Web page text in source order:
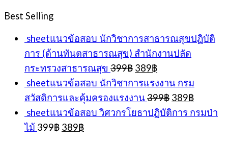
Best Selling
sheetแนวข้อสอบ นักวิชาการสาธารณสุขปฏิบัติ
การ (ด้านทันตสาธารณสุข) สำนักงานปลัด
กระทรวงสาธารณสุข 399฿ Original
was:
399฿.
389฿Current
is:
389฿.
sheetแนวข้อสอบ นักวิชาการแรงงาน กรม
สวัสดิการและคุ้มครองแรงงาน 399฿ Original
was:
389฿Current
price
is:
sheetแนวข้อสอบ วิศวกรโยธาปฏิบัติการ กรมป่า
ไม้ 399฿ Original
389฿Current